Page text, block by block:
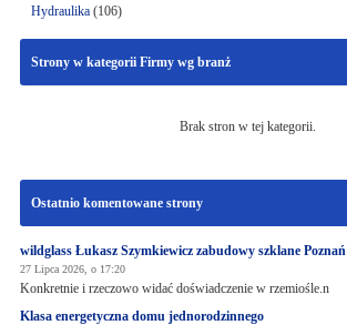
Hydraulika(106)
Strony w kategorii Firmy wg branż
Brak stron w tej kategorii.
Ostatnio komentowane strony
wildglass Łukasz Szymkiewicz zabudowy szklane Poznań
27 Lipca 2026, o 17:20
Konkretnie i rzeczowo widać doświadczenie w rzemiośle.n
Klasa energetyczna domu jednorodzinnego